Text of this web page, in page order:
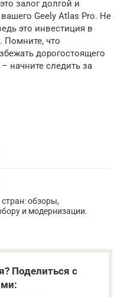
залог долгой и
Geely Atlas Pro. Не
это инвестиция в
Помните, что
дорогостоящего
начните следить за
обзоры,
и модернизации.
Поделиться с